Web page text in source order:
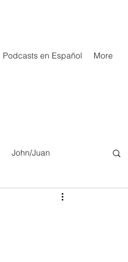
Podcasts en Español More
John/Juan
Galatians/Gálatas